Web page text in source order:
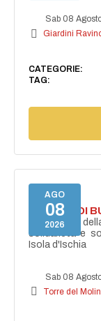
Sab 08
Giardini
CATEGORIE:
TAG:
AGO
08
2026
TORNEO DI
Il ricavato
solidarietà e
Isola d'Ischia
Sab 08
Torre del